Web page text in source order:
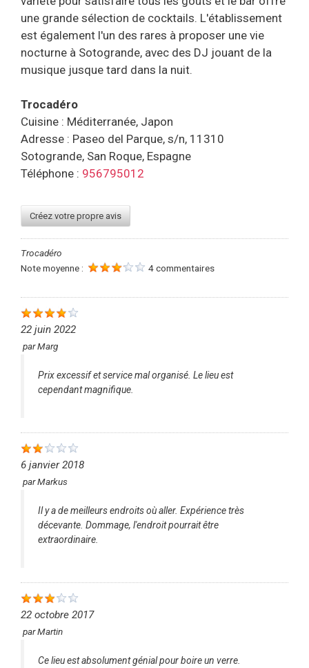
une grande sélection de cocktails. L'établissement
est également l'un des rares à proposer une vie
nocturne à Sotogrande, avec des DJ jouant de la
musique jusque tard dans la nuit.
Trocadéro
Cuisine : Méditerranée, Japon
Adresse : Paseo del Parque, s/n, 11310
Sotogrande, San Roque, Espagne
Téléphone : 956795012
Créez votre propre avis
Trocadéro
Note moyenne :
4 commentaires
22 juin 2022
parMarg
Prix excessif et service mal organisé. Le lieu est
cependant magnifique.
6 janvier 2018
parMarkus
Il y a de meilleurs endroits où aller. Expérience très
décevante. Dommage, l'endroit pourrait être
extraordinaire.
22 octobre 2017
parMartin
Ce lieu est absolument génial pour boire un verre.